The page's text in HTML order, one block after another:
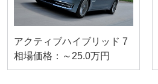
アクティブハイブリッド 7
相場価格：～25.0万円